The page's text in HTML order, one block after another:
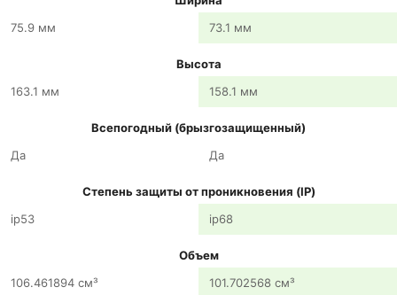
75.9 мм
73.1 мм
Высота
163.1 мм
158.1 мм
Всепогодный (брызгозащищенный)
Да
Да
Степень защиты от проникновения (IP)
ip53
ip68
Объем
106.461894 см³
101.702568 см³